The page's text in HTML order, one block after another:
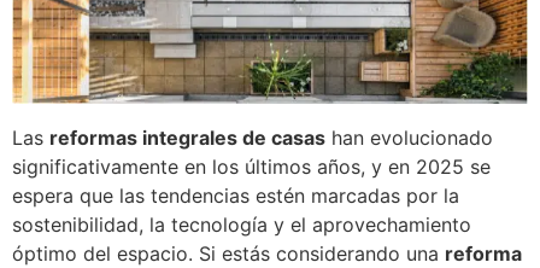
Las reformas integrales de casas han evolucionado
significativamente en los últimos años, y en 2025 se
espera que las tendencias estén marcadas por la
sostenibilidad, la tecnología y el aprovechamiento
óptimo del espacio. Si estás considerando una reforma